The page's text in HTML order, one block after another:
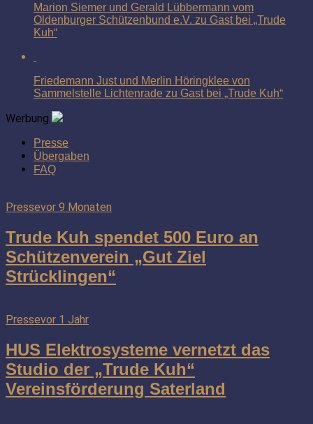
Marion Siemer und Gerald Lübbermann vom
Oldenburger Schützenbund e.V. zu Gast bei „Trude
Kuh“
Friedemann Just und Merlin Höringklee von
Sammelstelle Lichtenrade zu Gast bei „Trude Kuh“
Werbung
Presse
Übergaben
FAQ
Pressevor 9 Monaten
Trude Kuh spendet 500 Euro an
Schützenverein „Gut Ziel
Strücklingen“
Pressevor 1 Jahr
HUS Elektrosysteme vernetzt das
Studio der „Trude Kuh“
Vereinsförderung Saterland